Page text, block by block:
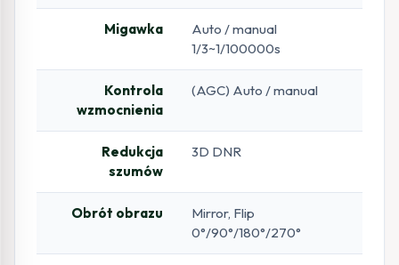
Migawka
Auto / manual
1/3~1/100000s
Kontrola
wzmocnienia
(AGC) Auto / manual
Redukcja
szumów
3D DNR
Obrót obrazu
Mirror, Flip
0°/90°/180°/270°